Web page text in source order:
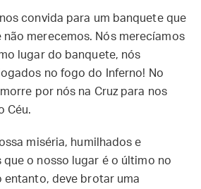
nos convida para um banquete que
merecemos. Nós merecíamos
lugar do banquete, nós
no fogo do Inferno! No
por nós na Cruz para nos
Céu.
miséria, humilhados e
que o nosso lugar é o último no
entanto, deve brotar uma